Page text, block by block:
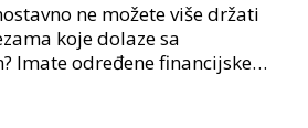
ne možete više držati
koje dolaze sa
Imate određene financijske